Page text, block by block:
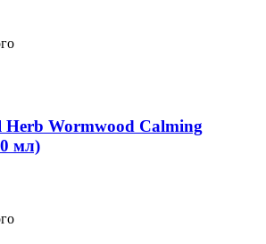
Wormwood Calming
мл)